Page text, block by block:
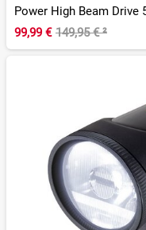
Power High Beam Drive
99,99 € 149,95 €²